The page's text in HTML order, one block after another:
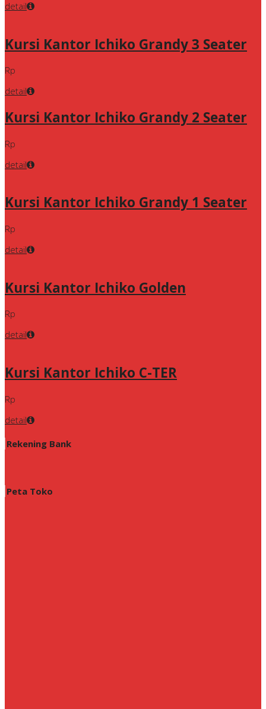
detail
Kursi Kantor Ichiko Grandy 3 Seater
Rp
detail
Kursi Kantor Ichiko Grandy 2 Seater
Rp
detail
Kursi Kantor Ichiko Grandy 1 Seater
Rp
detail
Kursi Kantor Ichiko Golden
Rp
detail
Kursi Kantor Ichiko C-TER
Rp
detail
Rekening Bank
Peta Toko